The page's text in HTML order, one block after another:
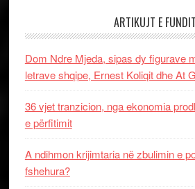
ARTIKUJT E FUNDIT
Dom Ndre Mjeda, sipas dy figurave
letrave shqipe, Ernest Koliqit dhe At
36 vjet tranzicion, nga ekonomia
e përfitimit
A ndihmon krijimtaria në zbulimin e
fshehura?